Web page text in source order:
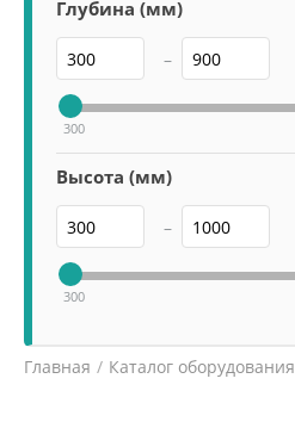
Zoe
Глубина (мм)
–
300
Высота (мм)
–
300
Главная / Каталог оборудования